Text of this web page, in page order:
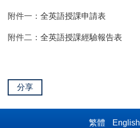
附件一： 全英語授課申請表
附件二： 全英語授課經驗報告表
分享
繁體 English